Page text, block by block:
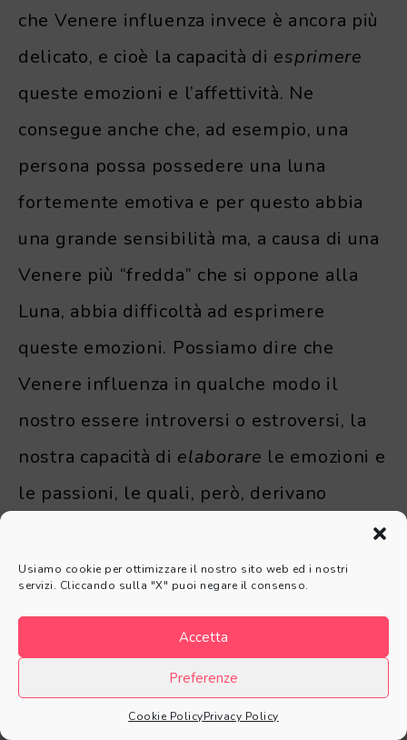
Usiamo cookie per ottimizzare il nostro sito web ed i nostri
servizi. Cliccando sulla "X" puoi negare il consenso.
Accetta
Preferenze
Cookie PolicyPrivacy Policy
che Venere influenza invece è ancora più
delicato, e cioè la capacità di esprimere
queste emozioni e l’affettività. Ne
consegue anche che, ad esempio, una
persona possa possedere una luna
fortemente emotiva e per questo abbia
una grande sensibilità ma, a causa di una
Venere più “fredda” che si oppone alla
Luna, abbia difficoltà ad esprimere
queste emozioni. Possiamo dire che
Venere influenza in qualche modo il
nostro essere introversi o estroversi, la
nostra capacità di elaborare le emozioni e
le passioni, le quali, però, derivano
da Venere.
Non concordo con chi dice che Venere sia
il pianeta dell’Amore, in quanto il valore
dell’Amore è un aspetto profondo, che ha
a che fare con lavera naturadi un